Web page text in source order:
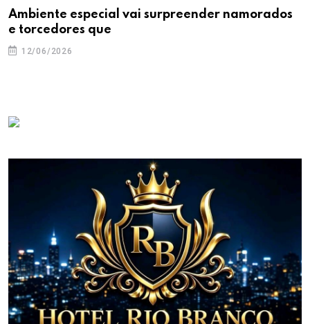
Ambiente especial vai surpreender namorados
e torcedores que
12/06/2026